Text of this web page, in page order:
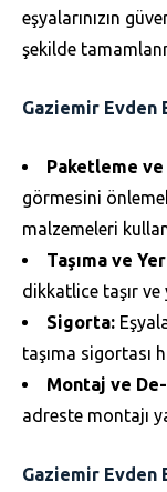
eşyalarınızın
şekilde
Gaziemir Evden
Paketleme
görmesini
malzemeleri
Taşıma ve
dikkatlice taşır
Sigorta:
taşıma sigortası
Montaj ve
adreste montajı
Gaziemir Evden